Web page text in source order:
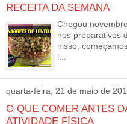
RECEITA DA SEMANA
Chegou
nos preparativos
nisso,
l...
quarta-feira, 21 de maio de
O QUE COMER ANTES
ATIVIDADE FÍSICA